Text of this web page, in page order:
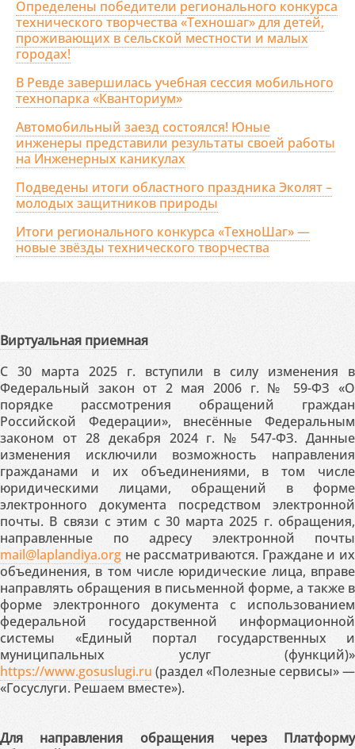
Определены победители регионального конкурса
технического творчества «Техношаг» для детей,
проживающих в сельской местности и малых
городах!
В Ревде завершилась учебная сессия мобильного
технопарка «Кванториум»
Автомобильный заезд состоялся! Юные
инженеры представили результаты своей работы
на Инженерных каникулах
Подведены итоги областного праздника Эколят –
молодых защитников природы
Итоги регионального конкурса «ТехноШаг» —
новые звёзды технического творчества
Виртуальная приемная
С 30 марта 2025 г. вступили в силу изменения в
Федеральный закон от 2 мая 2006 г. № 59-ФЗ «О
порядке рассмотрения обращений граждан
Российской Федерации», внесённые Федеральным
законом от 28 декабря 2024 г. № 547-ФЗ. Данные
изменения исключили возможность направления
гражданами и их объединениями, в том числе
юридическими лицами, обращений в форме
электронного документа посредством электронной
почты. В связи с этим с 30 марта 2025 г. обращения,
направленные по адресу электронной почты
mail@laplandiya.org не рассматриваются. Граждане и их
объединения, в том числе юридические лица, вправе
направлять обращения в письменной форме, а также в
форме электронного документа с использованием
федеральной государственной информационной
системы «Единый портал государственных и
муниципальных услуг (функций)»
https://www.gosuslugi.ru (раздел «Полезные сервисы» —
«Госуслуги. Решаем вместе»).
Для направления обращения через Платформу